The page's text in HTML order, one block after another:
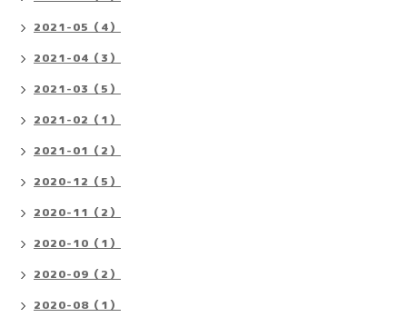
2021-05（4）
2021-04（3）
2021-03（5）
2021-02（1）
2021-01（2）
2020-12（5）
2020-11（2）
2020-10（1）
2020-09（2）
2020-08（1）